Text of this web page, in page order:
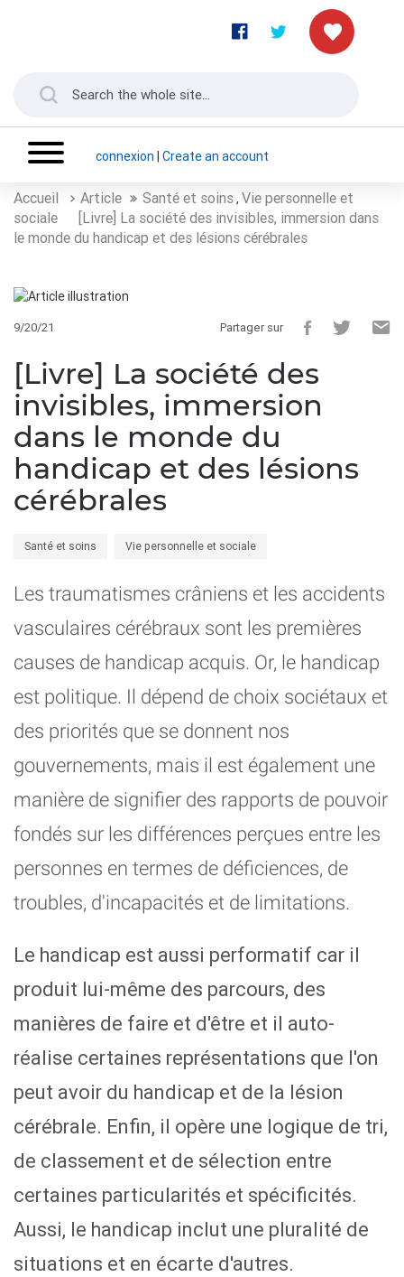
connexion | Create an account
Accueil Article Santé et soins, Vie personnelle et
sociale
[Livre] La société des invisibles, immersion dans
le monde du handicap et des lésions cérébrales
9/20/21 Partager sur
[Livre] La société des
invisibles, immersion
dans le monde du
handicap et des lésions
cérébrales
Santé et soins Vie personnelle et sociale
Les traumatismes crâniens et les accidents
vasculaires cérébraux sont les premières
causes de handicap acquis. Or, le handicap
est politique. Il dépend de choix sociétaux et
des priorités que se donnent nos
gouvernements, mais il est également une
manière de signifier des rapports de pouvoir
fondés sur les différences perçues entre les
personnes en termes de déficiences, de
troubles, d'incapacités et de limitations.
Le handicap est aussi performatif car il
produit lui-même des parcours, des
manières de faire et d'être et il auto-
réalise certaines représentations que l'on
peut avoir du handicap et de la lésion
cérébrale. Enfin, il opère une logique de tri,
de classement et de sélection entre
certaines particularités et spécificités.
Aussi, le handicap inclut une pluralité de
situations et en écarte d'autres.